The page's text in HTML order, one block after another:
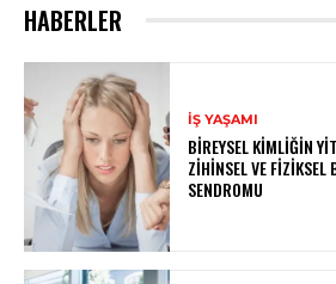
HABERLER
İŞ YAŞAMI
BIREYSEL KIMLIĞIN
ZIHINSEL VE
SENDROMU